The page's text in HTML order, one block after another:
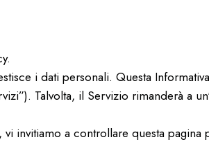
i dati personali. Questa
Talvolta, il Servizio rimanderà a
invitiamo a controllare questa